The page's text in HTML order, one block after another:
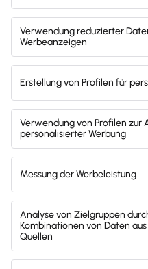
Einfache
Automatische
Steuererklärung
Ich brauche:
Steuerjahr: bitte